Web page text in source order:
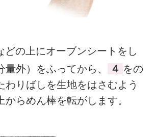
の上にオーブンシートをし
量外）をふってから、
４ をの
わりばしを生地をはさむよう
からめん棒を転がします。